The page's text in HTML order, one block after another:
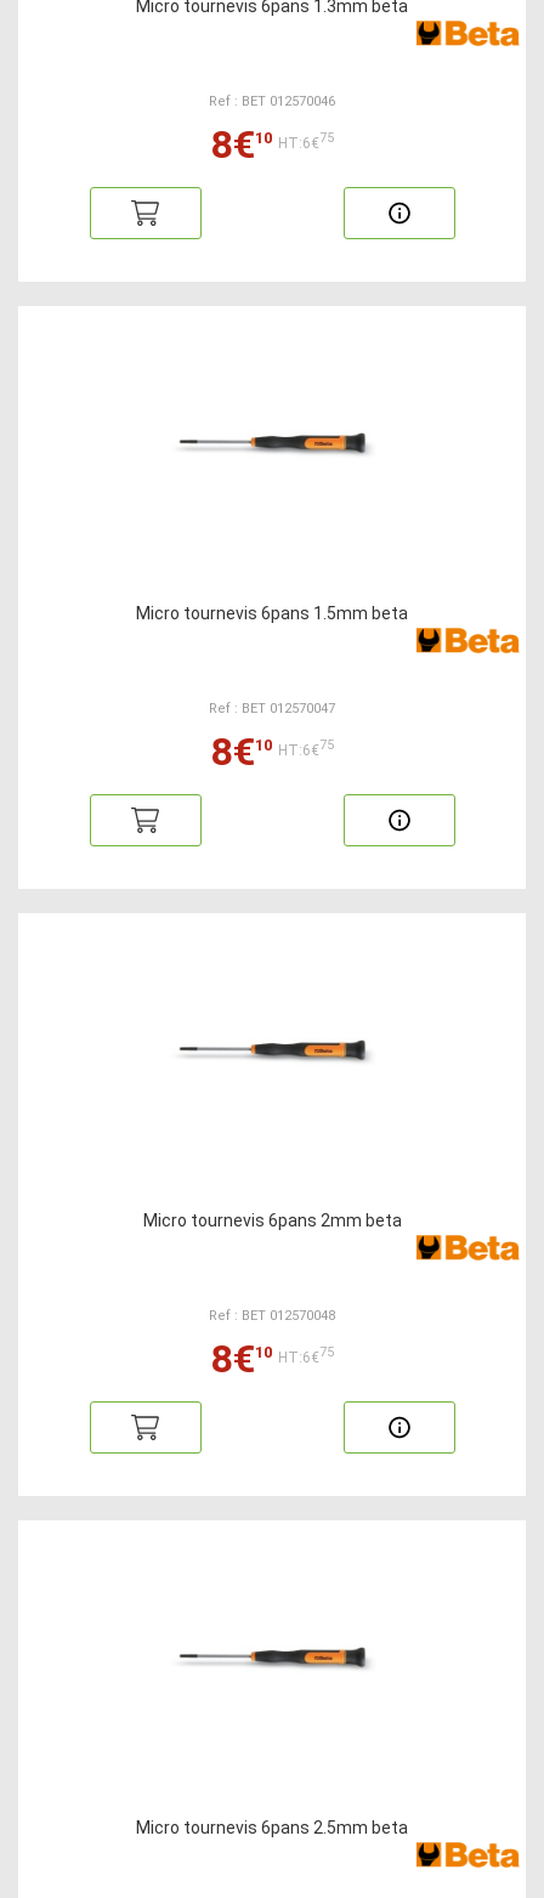
Micro tournevis 6pans 1.3mm beta
Ref : BET 012570046
8€10 HT:6€75
Micro tournevis 6pans 1.5mm beta
Ref : BET 012570047
8€10 HT:6€75
Micro tournevis 6pans 2mm beta
Ref : BET 012570048
8€10 HT:6€75
Micro tournevis 6pans 2.5mm beta